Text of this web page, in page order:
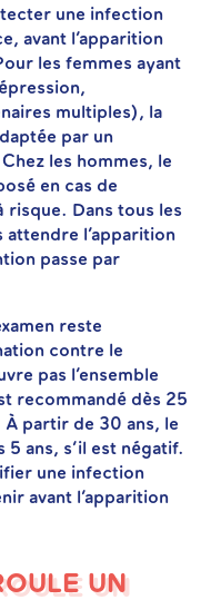
une infection
avant l’apparition
les femmes ayant
multiples), la
par un
les hommes, le
en cas de
risque. Dans tous les
attendre l’apparition
passe par
reste
contre le
pas l’ensemble
recommandé dès 25
partir de 30 ans, le
ans, s’il est négatif.
une infection
avant l’apparition
UN